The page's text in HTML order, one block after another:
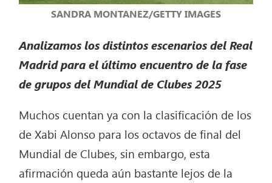
SANDRA MONTANEZ/GETTY IMAGES
Analizamos los distintos escenarios del Real
Madrid para el último encuentro de la fase
de grupos del Mundial de Clubes 2025
Muchos cuentan ya con la clasificación de los
de Xabi Alonso para los octavos de final del
Mundial de Clubes, sin embargo, esta
afirmación queda aún bastante lejos de la